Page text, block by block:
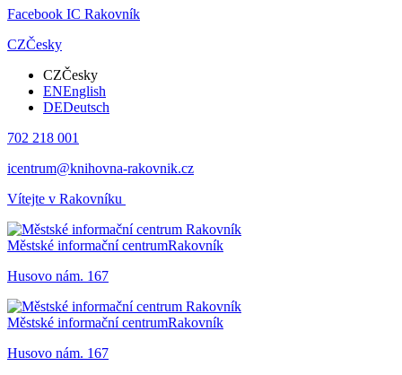
Facebook IC Rakovník
CZČesky
CZČesky
ENEnglish
DEDeutsch
702 218 001
icentrum@knihovna-rakovnik.cz
Vítejte v Rakovníku
Městské informační centrumRakovník
Husovo nám. 167
Městské informační centrumRakovník
Husovo nám. 167